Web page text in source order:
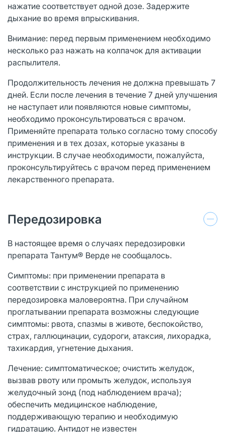
нажатие соответствует одной дозе. Задержите
дыхание во время впрыскивания.
Внимание: перед первым применением необходимо
несколько раз нажать на колпачок для активации
распылителя.
Продолжительность лечения не должна превышать 7
дней. Если после лечения в течение 7 дней улучшения
не наступает или появляются новые симптомы,
необходимо проконсультироваться с врачом.
Применяйте препарата только согласно тому способу
применения и в тех дозах, которые указаны в
инструкции. В случае необходимости, пожалуйста,
проконсультируйтесь с врачом перед применением
лекарственного препарата.
Передозировка
В настоящее время о случаях передозировки
препарата Тантум® Верде не сообщалось.
Симптомы: при применении препарата в
соответствии с инструкцией по применению
передозировка маловероятна. При случайном
проглатывании препарата возможны следующие
симптомы: рвота, спазмы в животе, беспокойство,
страх, галлюцинации, судороги, атаксия, лихорадка,
тахикардия, угнетение дыхания.
Лечение: симптоматическое; очистить желудок,
вызвав рвоту или промыть желудок, используя
желудочный зонд (под наблюдением врача);
обеспечить медицинское наблюдение,
поддерживающую терапию и необходимую
гидратацию. Антидот не известен